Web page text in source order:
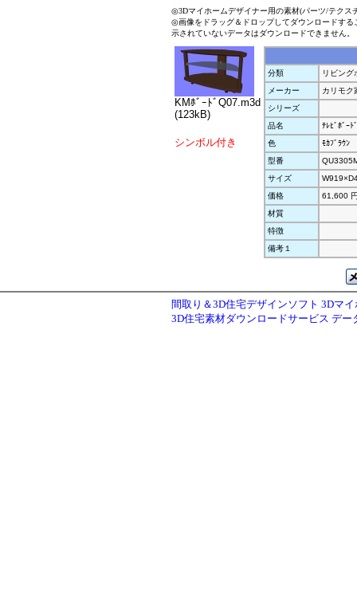
◎3Dマイホームデザイナー用の素材(パーツ/テクス
◎画像をドラッグ＆ドロップしてダウンロードす
示されていないデータはダウンロードできません。
KMﾎﾞｰﾄﾞQ07.m3d
(123kB)
シンボル付き
分類
リビング
メーカー
カリモク
シリーズ
品名
ﾃﾚﾋﾞﾎﾞｰﾄﾞ
色
ﾓｶﾌﾞﾗｳﾝ
型番
サイズ
価格
61,600
材質
特徴
備考１
間取り＆3D住宅デザインソフト 3Dマ
3D住宅素材ダウンロードサービス デー